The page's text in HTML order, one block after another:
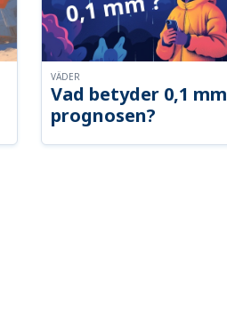
Vad betyder 0,1
prognosen?
VÄDER